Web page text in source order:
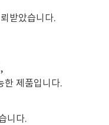
받았습니다.
한 제품입니다.
니다.